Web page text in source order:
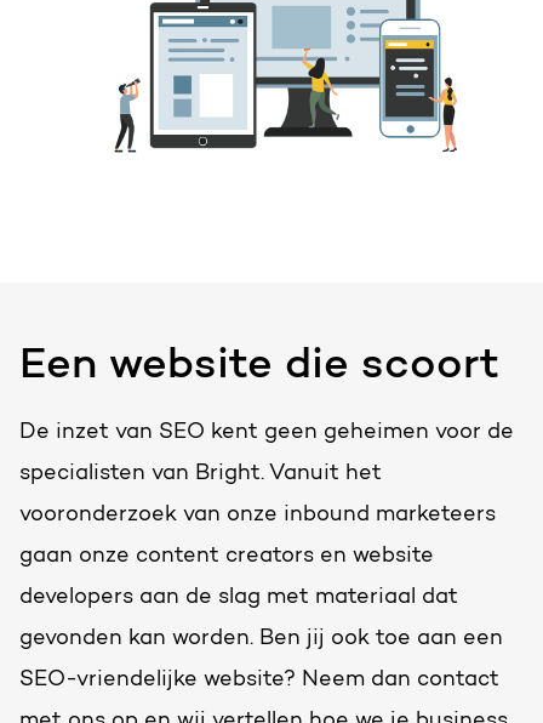
Een website die scoort
De inzet van SEO kent geen geheimen voor de
specialisten van Bright. Vanuit het
vooronderzoek van onze inbound marketeers
gaan onze content creators en website
developers aan de slag met materiaal dat
gevonden kan worden. Ben jij ook toe aan een
SEO-vriendelijke website? Neem dan contact